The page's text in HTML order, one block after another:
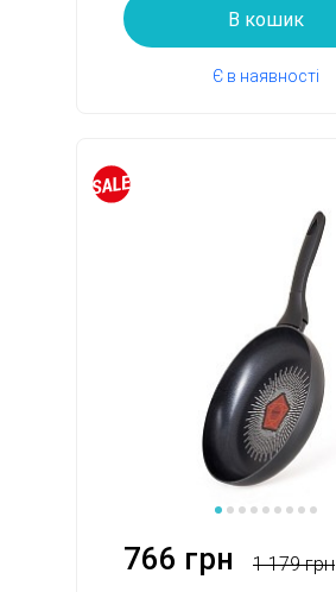
В кошик
Є в наявності
766 грн 1 179 грн